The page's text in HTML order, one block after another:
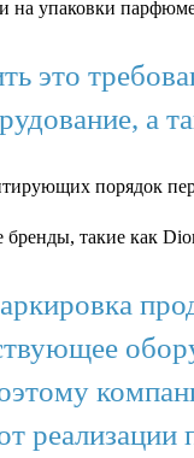
на упаковки
это
а
порядок
такие как